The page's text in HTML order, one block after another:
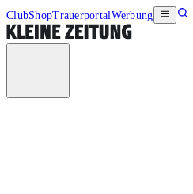
ClubShopTrauerportalWerbung